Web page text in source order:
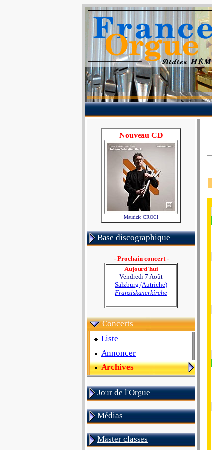
Nouveau CD
Maurizio CROCI
Base discographique
- Prochain concert -
Aujourd'hui
Vendredi 7 Août
Salzburg (Autriche)
Franziskanerkirche
Concerts
Liste
Annoncer
Archives
Jour de l'Orgue
Médias
Master classes